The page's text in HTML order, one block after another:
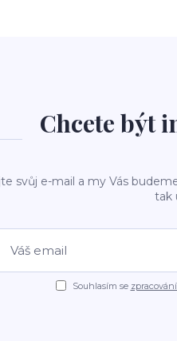
Chcete být
svůj e-mail a my Vás
tak
Souhlasím se